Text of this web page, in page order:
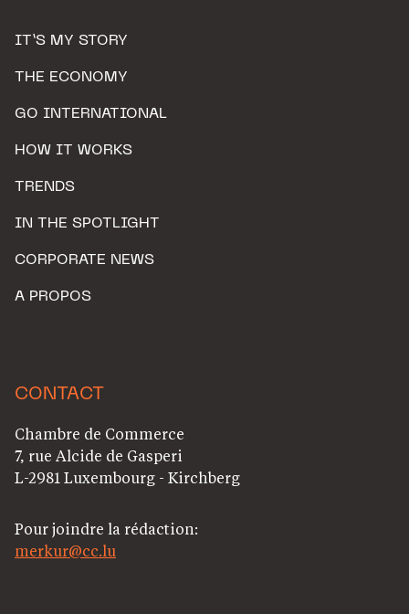
IT’S MY STORY
THE ECONOMY
GO INTERNATIONAL
HOW IT WORKS
TRENDS
IN THE SPOTLIGHT
CORPORATE NEWS
A PROPOS
CONTACT
Chambre de Commerce
7, rue Alcide de Gasperi
L-2981 Luxembourg - Kirchberg
Pour joindre la rédaction:
merkur@cc.lu